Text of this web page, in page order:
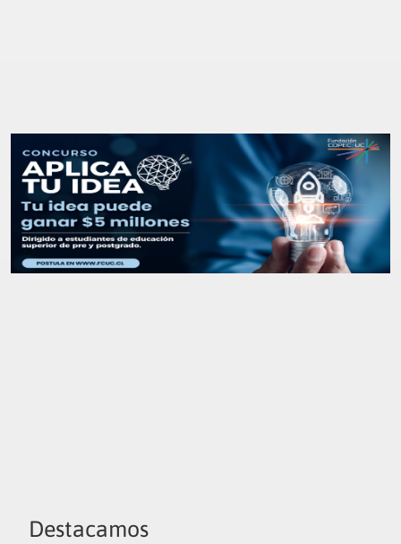
Destacamos